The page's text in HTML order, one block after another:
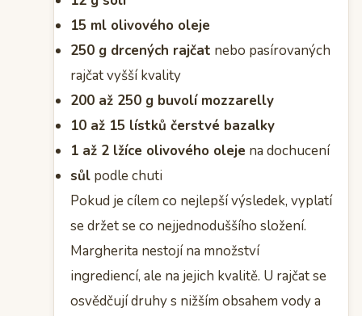
15 ml olivového oleje
250 g drcených rajčat nebo pasírovaných
rajčat vyšší kvality
200 až 250 g buvolí mozzarelly
10 až 15 lístků čerstvé bazalky
1 až 2 lžíce olivového oleje na dochucení
sůl podle chuti
Pokud je cílem co nejlepší výsledek, vyplatí
se držet se co nejjednoduššího složení.
Margherita nestojí na množství
ingrediencí, ale na jejich kvalitě. U rajčat se
osvědčují druhy s nižším obsahem vody a